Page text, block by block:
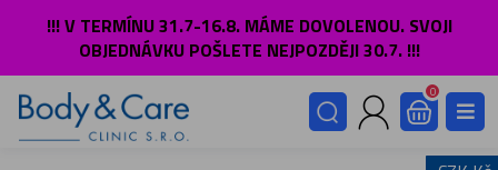
!!! V TERMÍNU 31.7-16.8. MÁME DOVOLENOU. SVOJI
OBJEDNÁVKU POŠLETE NEJPOZDĚJI 30.7. !!!
0